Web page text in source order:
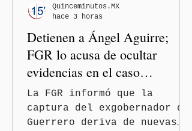
Detienen a Ángel Aguirre;
FGR lo acusa de ocultar
evidencias en el caso
Ayotzinapa
La FGR informó que la
captura del exgobernador de
Guerrero deriva de nuevas
Quinceminutos.MX
hace 3 horas